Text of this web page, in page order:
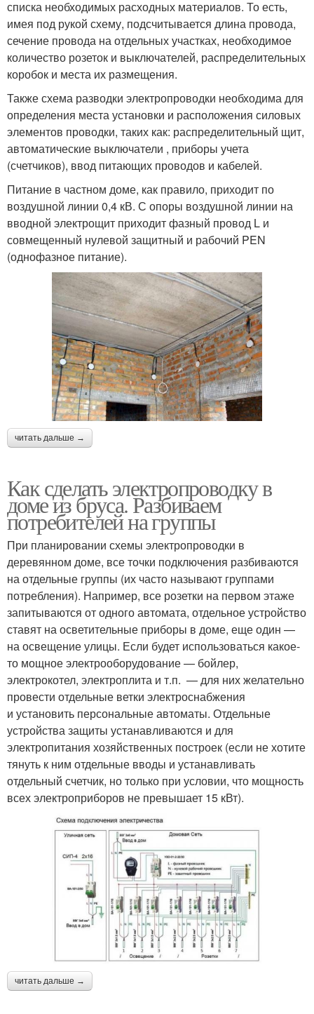
списка необходимых расходных материалов. То есть,
имея под рукой схему, подсчитывается длина провода,
сечение провода на отдельных участках, необходимое
количество розеток и выключателей, распределительных
коробок и места их размещения.
Также схема разводки электропроводки необходима для
определения места установки и расположения силовых
элементов проводки, таких как: распределительный щит,
автоматические выключатели , приборы учета
(счетчиков), ввод питающих проводов и кабелей.
Питание в частном доме, как правило, приходит по
воздушной линии 0,4 кВ. С опоры воздушной линии на
вводной электрощит приходит фазный провод L и
совмещенный нулевой защитный и рабочий PEN
(однофазное питание).
читать дальше →
Как сделать электропроводку в
доме из бруса. Разбиваем
потребителей на группы
При планировании схемы электропроводки в
деревянном доме, все точки подключения разбиваются
на отдельные группы (их часто называют группами
потребления). Например, все розетки на первом этаже
запитываются от одного автомата, отдельное устройство
ставят на осветительные приборы в доме, еще один —
на освещение улицы. Если будет использоваться какое-
то мощное электрооборудование — бойлер,
электрокотел, электроплита и т.п. — для них желательно
провести отдельные ветки электроснабжения
и установить персональные автоматы. Отдельные
устройства защиты устанавливаются и для
электропитания хозяйственных построек (если не хотите
тянуть к ним отдельные вводы и устанавливать
отдельный счетчик, но только при условии, что мощность
всех электроприборов не превышает 15 кВт).
читать дальше →